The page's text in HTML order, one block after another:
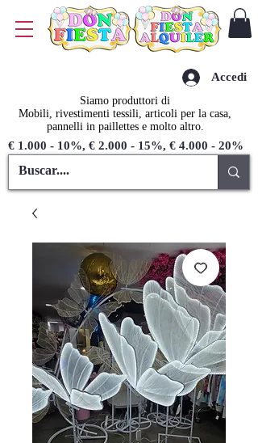
Siamo produttori di
Mobili, rivestimenti tessili, articoli per la casa,
pannelli in paillettes e molto altro.
€ 1.000 - 10%, € 2.000 - 15%, € 4.000 - 20%
Accedi